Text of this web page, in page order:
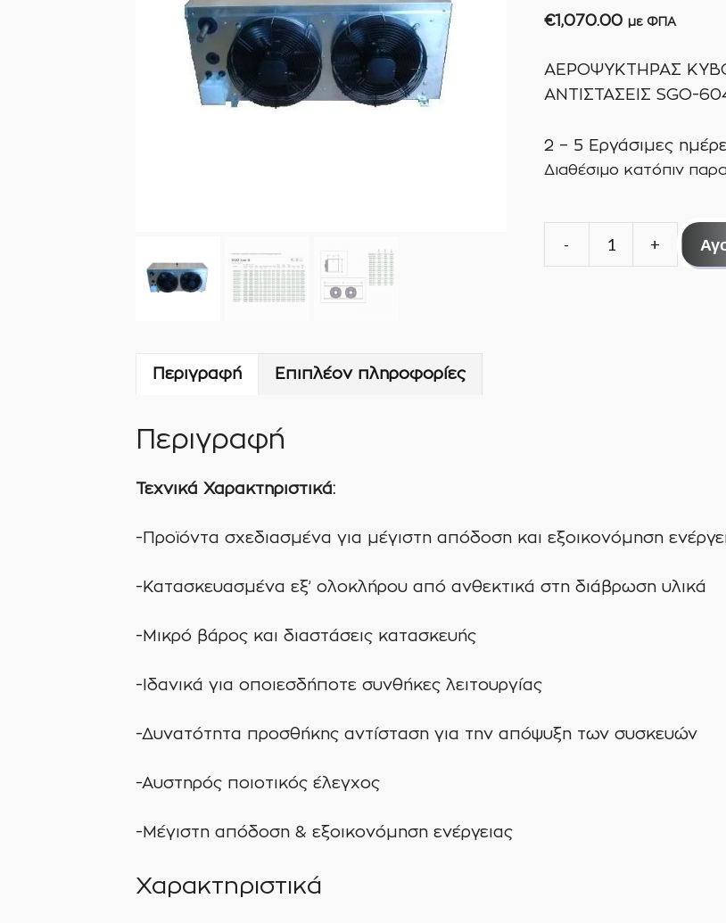
€1,070.00 με ΦΠΑ
ΑΕΡΟΨΥΚΤΗΡΑΣ
ΑΝΤΙΣΤΑΣΕΙΣ SGO-
2 – 5 Εργάσιμες
Διαθέσιμο κατόπιν
ΑΕΡΟΨΥΚΤΗΡΑΣ
Περιγραφή Επιπλέον πληροφορίες
Περιγραφή
Τεχνικά Χαρακτηριστικά:
-Προϊόντα σχεδιασμένα για μέγιστη απόδοση και εξοικονόμηση
-Κατασκευασμένα εξ’ ολοκλήρου από ανθεκτικά στη διάβρωση υλικά
-Μικρό βάρος και διαστάσεις κατασκευής
-Ιδανικά για οποιεσδήποτε συνθήκες λειτουργίας
-Δυνατότητα προσθήκης αντίσταση για την απόψυξη των συσκευών
-Αυστηρός ποιοτικός έλεγχος
-Μέγιστη απόδοση & εξοικονόμηση ενέργειας
Χαρακτηριστικά